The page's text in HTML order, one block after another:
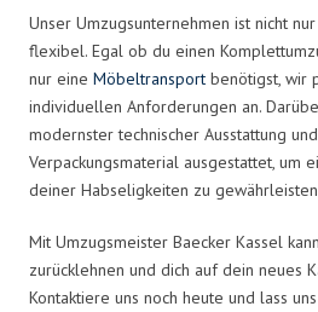
Unser Umzugsunternehmen ist nicht
flexibel. Egal ob du einen
nur eine Möbeltransport benötigst, wir
individuellen Anforderungen an.
modernster technischer Ausstattung
Verpackungsmaterial ausgestattet, um
deiner Habseligkeiten zu
Mit Umzugsmeister Baecker Kassel
zurücklehnen und dich auf dein neues
Kontaktiere uns noch heute und lass